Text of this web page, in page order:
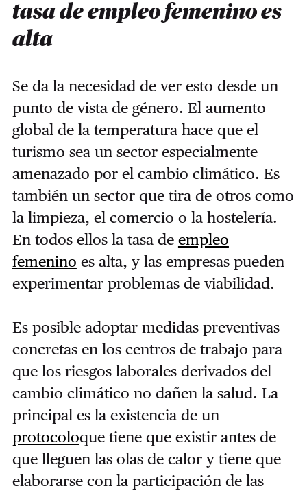
tasa de empleo femenino es
alta
Se da la necesidad de ver esto desde un
punto de vista de género. El aumento
global de la temperatura hace que el
turismo sea un sector especialmente
amenazado por el cambio climático. Es
también un sector que tira de otros como
la limpieza, el comercio o la hostelería.
En todos ellos la tasa de empleo
femenino es alta, y las empresas pueden
experimentar problemas de viabilidad.
Es posible adoptar medidas preventivas
concretas en los centros de trabajo para
que los riesgos laborales derivados del
cambio climático no dañen la salud. La
principal es la existencia de un
protocoloque tiene que existir antes de
que lleguen las olas de calor y tiene que
elaborarse con la participación de las